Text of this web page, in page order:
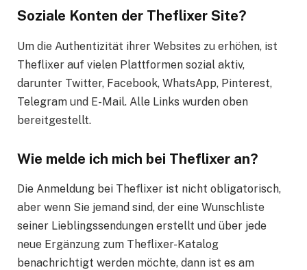
Soziale Konten der Theflixer Site?
Um die Authentizität ihrer Websites zu erhöhen, ist
Theflixer auf vielen Plattformen sozial aktiv,
darunter Twitter, Facebook, WhatsApp, Pinterest,
Telegram und E-Mail. Alle Links wurden oben
bereitgestellt.
Wie melde ich mich bei Theflixer an?
Die Anmeldung bei Theflixer ist nicht obligatorisch,
aber wenn Sie jemand sind, der eine Wunschliste
seiner Lieblingssendungen erstellt und über jede
neue Ergänzung zum Theflixer-Katalog
benachrichtigt werden möchte, dann ist es am